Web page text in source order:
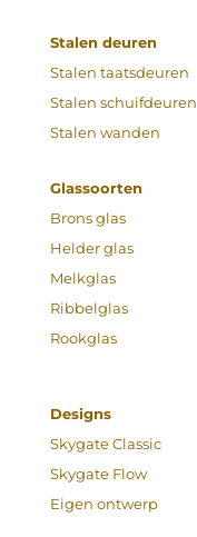
Stalen deuren
Stalen taatsdeuren
Stalen schuifdeuren
Stalen wanden
Glassoorten
Brons glas
Helder glas
Melkglas
Ribbelglas
Rookglas
Designs
Skygate Classic
Skygate Flow
Eigen ontwerp